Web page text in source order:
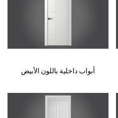
أبواب داخلية باللون الأبيض